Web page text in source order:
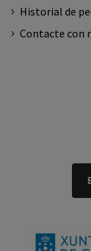
Historial de
Contacte con